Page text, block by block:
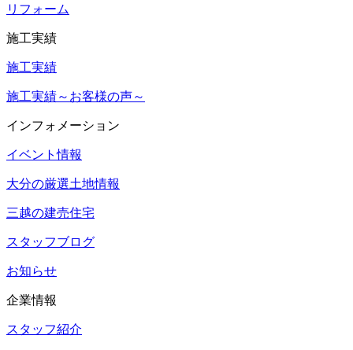
リフォーム
施工実績
施工実績
施工実績～お客様の声～
インフォメーション
イベント情報
大分の厳選土地情報
三越の建売住宅
スタッフブログ
お知らせ
企業情報
スタッフ紹介